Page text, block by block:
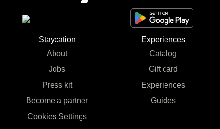
Staycation
About
Jobs
Press kit
Become a partner
Cookies Settings
Experiences
Catalog
Gift card
Experiences
Guides